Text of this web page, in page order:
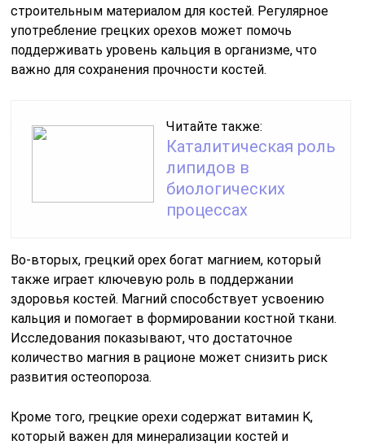
строительным материалом для костей. Регулярное
употребление грецких орехов может помочь
поддерживать уровень кальция в организме, что
важно для сохранения прочности костей.
Читайте также:
Каталитическая роль
липидов в
биологических
процессах
Во-вторых, грецкий орех богат магнием, который
также играет ключевую роль в поддержании
здоровья костей. Магний способствует усвоению
кальция и помогает в формировании костной ткани.
Исследования показывают, что достаточное
количество магния в рационе может снизить риск
развития остеопороза.
Кроме того, грецкие орехи содержат витамин K,
который важен для минерализации костей и